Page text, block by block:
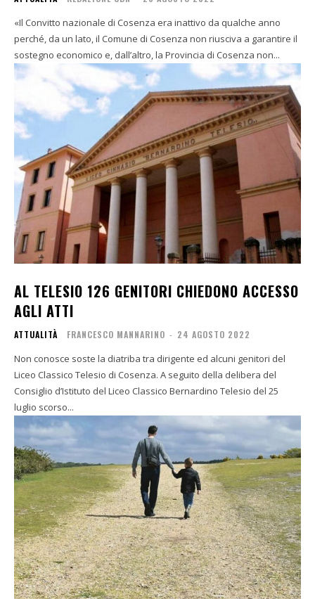
«Il Convitto nazionale di Cosenza era inattivo da qualche anno
perché, da un lato, il Comune di Cosenza non riusciva a garantire il
sostegno economico e, dall’altro, la Provincia di Cosenza non...
AL TELESIO 126 GENITORI CHIEDONO ACCESSO
AGLI ATTI
ATTUALITÀ FRANCESCO MANNARINO - 24 AGOSTO 2022
Non conosce soste la diatriba tra dirigente ed alcuni genitori del
Liceo Classico Telesio di Cosenza. A seguito della delibera del
Consiglio d’Istituto del Liceo Classico Bernardino Telesio del 25
luglio scorso...